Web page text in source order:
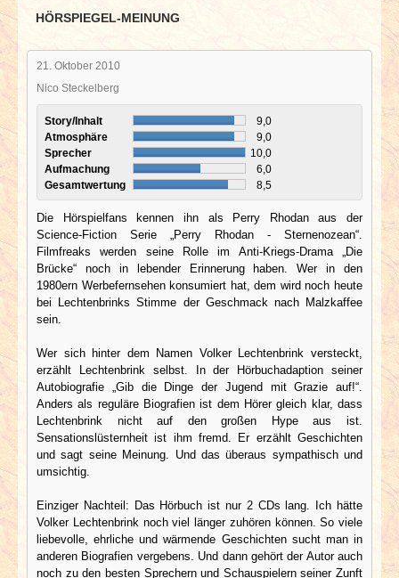
HÖRSPIEGEL-MEINUNG
21. Oktober 2010
Nico Steckelberg
Story/Inhalt
9,0
Atmosphäre
9,0
Sprecher
10,0
Aufmachung
6,0
Gesamtwertung
8,5
Die Hörspielfans kennen ihn als Perry Rhodan aus der
Science-Fiction Serie „Perry Rhodan - Sternenozean“.
Filmfreaks werden seine Rolle im Anti-Kriegs-Drama „Die
Brücke“ noch in lebender Erinnerung haben. Wer in den
1980ern Werbefernsehen konsumiert hat, dem wird noch heute
bei Lechtenbrinks Stimme der Geschmack nach Malzkaffee
sein.
Wer sich hinter dem Namen Volker Lechtenbrink versteckt,
erzählt Lechtenbrink selbst. In der Hörbuchadaption seiner
Autobiografie „Gib die Dinge der Jugend mit Grazie auf!“.
Anders als reguläre Biografien ist dem Hörer gleich klar, dass
Lechtenbrink nicht auf den großen Hype aus ist.
Sensationslüsternheit ist ihm fremd. Er erzählt Geschichten
und sagt seine Meinung. Und das überaus sympathisch und
umsichtig.
Einziger Nachteil: Das Hörbuch ist nur 2 CDs lang. Ich hätte
Volker Lechtenbrink noch viel länger zuhören können. So viele
liebevolle, ehrliche und wärmende Geschichten sucht man in
anderen Biografien vergebens. Und dann gehört der Autor auch
noch zu den besten Sprechern und Schauspielern seiner Zunft